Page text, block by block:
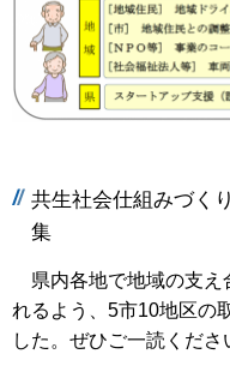
共生社会仕組みづく
集
県内各地で地域の支え
れるよう、5市10地区の
した。ぜひご一読くださ